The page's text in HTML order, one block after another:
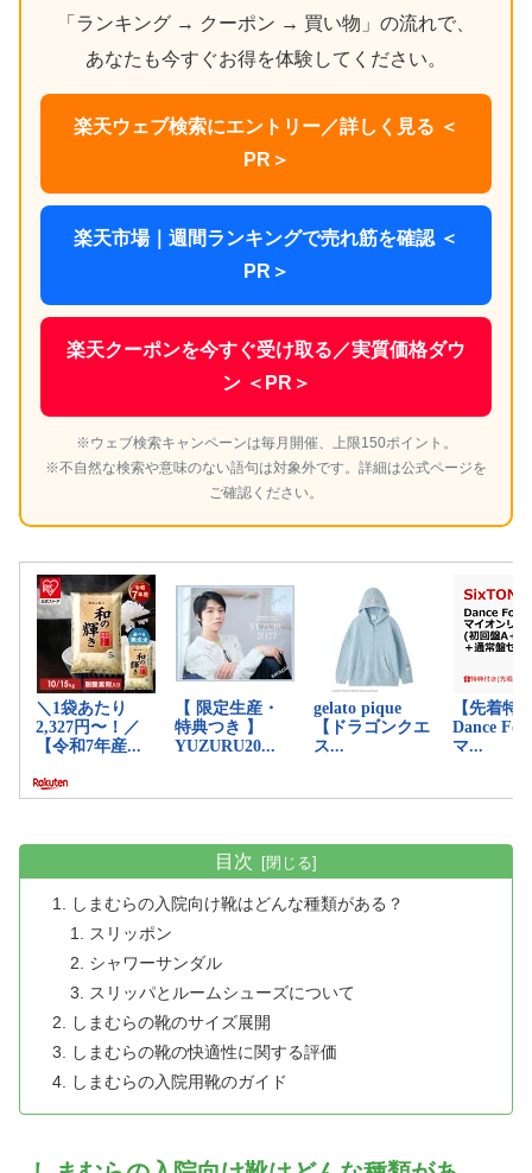
「ランキング → クーポン → 買い物」の流れで、
あなたも今すぐお得を体験してください。
楽天ウェブ検索にエントリー／詳しく見る ＜
PR＞
楽天市場｜週間ランキングで売れ筋を確認 ＜
PR＞
楽天クーポンを今すぐ受け取る／実質価格ダウ
ン ＜PR＞
※ウェブ検索キャンペーンは毎月開催、上限150ポイント。
※不自然な検索や意味のない語句は対象外です。詳細は公式ページを
ご確認ください。
目次
しまむらの入院向け靴はどんな種類がある？
スリッポン
シャワーサンダル
スリッパとルームシューズについて
しまむらの靴のサイズ展開
しまむらの靴の快適性に関する評価
しまむらの入院用靴のガイド